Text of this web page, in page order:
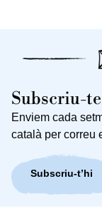
Subscriu-
Enviem cada
català per correu
Subscriu-t’hi